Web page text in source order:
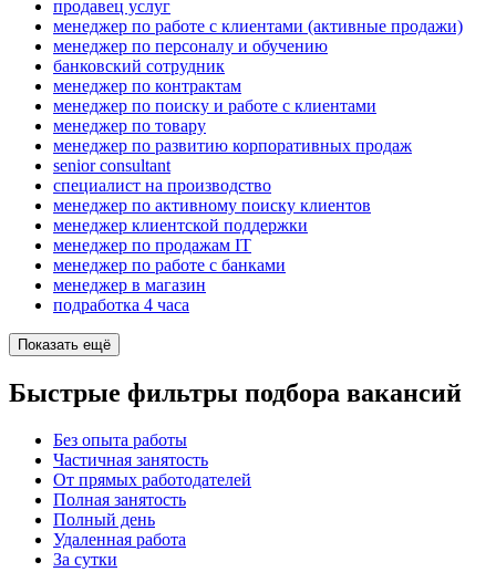
продавец услуг
менеджер по работе с клиентами (активные продажи)
менеджер по персоналу и обучению
банковский сотрудник
менеджер по контрактам
менеджер по поиску и работе с клиентами
менеджер по товару
менеджер по развитию корпоративных продаж
senior consultant
специалист на производство
менеджер по активному поиску клиентов
менеджер клиентской поддержки
менеджер по продажам IT
менеджер по работе с банками
менеджер в магазин
подработка 4 часа
Показать ещё
Быстрые фильтры подбора вакансий
Без опыта работы
Частичная занятость
От прямых работодателей
Полная занятость
Полный день
Удаленная работа
За сутки